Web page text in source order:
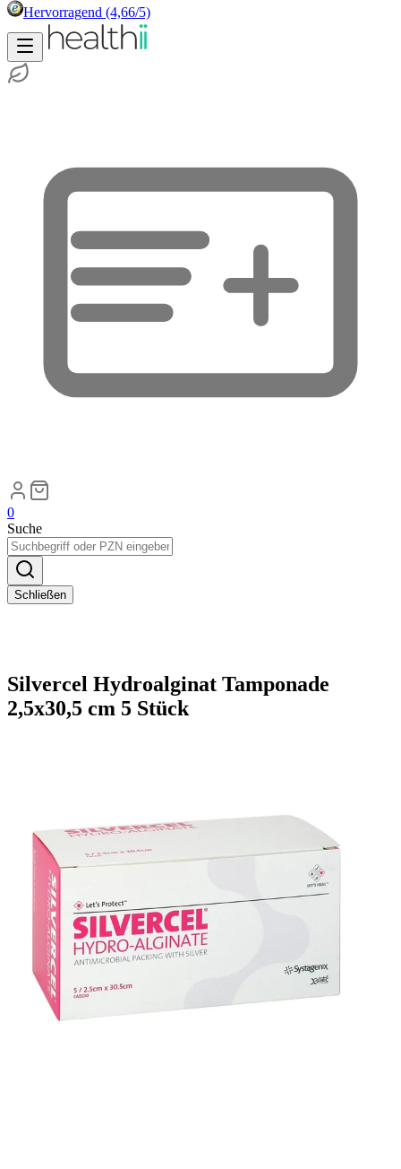
Hervorragend (4,66/5)
0
Suche
Schließen
Silvercel Hydroalginat Tamponade
2,5x30,5 cm 5 Stück